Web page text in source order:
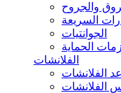
والجروح
السريعة
الجوانتيات
الحماية
الفلانشات
الفلانشات
الفلانشات